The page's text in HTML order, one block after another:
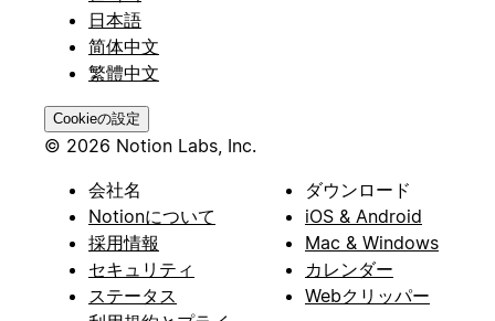
日本語
简体中文
繁體中文
Cookieの設定
© 2026 Notion Labs, Inc.
会社名
Notionについて
採用情報
セキュリティ
ステータス
ダウンロード
iOS & Android
Mac & Windows
カレンダー
Webクリッパー